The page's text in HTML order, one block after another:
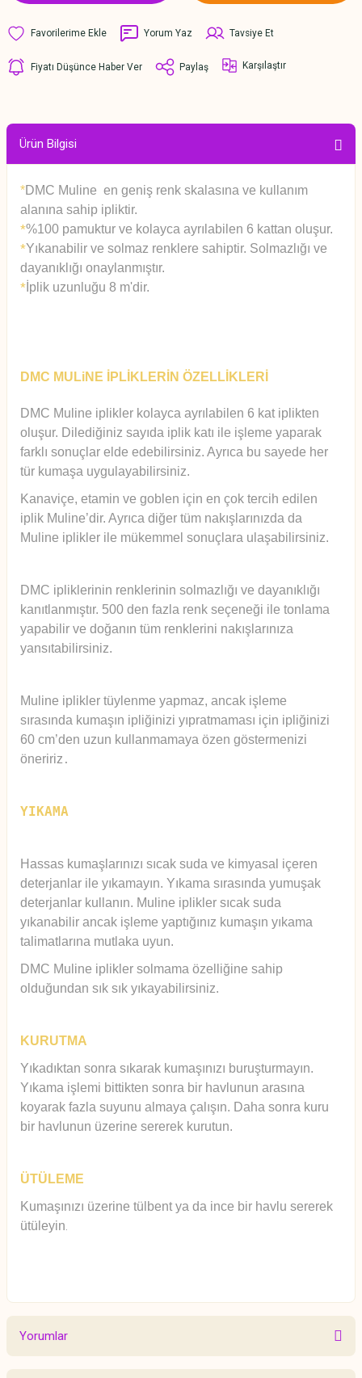
Yorum Yaz Tavsiye Et
Fiyatı Düşünce Haber Ver Paylaş Karşılaştır
Ürün Bilgisi
*DMC Muline en geniş renk skalasına ve kullanım
alanına sahip ipliktir.
*%100 pamuktur ve kolayca ayrılabilen 6 kattan oluşur.
*Yıkanabilir ve solmaz renklere sahiptir. Solmazlığı ve
dayanıklığı onaylanmıştır.
* İplik uzunluğu 8 m'dir.
DMC MULiNE İPLİKLERİN ÖZELLİKLERİ
DMC Muline iplikler kolayca ayrılabilen 6 kat iplikten
oluşur. Dilediğiniz sayıda iplik katı ile işleme yaparak
farklı sonuçlar elde edebilirsiniz. Ayrıca bu sayede her
tür kumaşa uygulayabilirsiniz.
Kanaviçe, etamin ve goblen için en çok tercih edilen
iplik Muline’dir. Ayrıca diğer tüm nakışlarınızda da
Muline iplikler ile mükemmel sonuçlara ulaşabilirsiniz.
DMC ipliklerinin renklerinin solmazlığı ve dayanıklığı
kanıtlanmıştır. 500 den fazla renk seçeneği ile tonlama
yapabilir ve doğanın tüm renklerini nakışlarınıza
yansıtabilirsiniz.
Muline iplikler tüylenme yapmaz, ancak işleme
sırasında kumaşın ipliğinizi yıpratmaması için ipliğinizi
60 cm’den uzun kullanmamaya özen göstermenizi
öneririz .
YIKAMA
Hassas kumaşlarınızı sıcak suda ve kimyasal içeren
deterjanlar ile yıkamayın. Yıkama sırasında yumuşak
deterjanlar kullanın. Muline iplikler sıcak suda
yıkanabilir ancak işleme yaptığınız kumaşın yıkama
talimatlarına mutlaka uyun.
DMC Muline iplikler solmama özelliğine sahip
olduğundan sık sık yıkayabilirsiniz.
KURUTMA
Yıkadıktan sonra sıkarak kumaşınızı buruşturmayın.
Yıkama işlemi bittikten sonra bir havlunun arasına
koyarak fazla suyunu almaya çalışın. Daha sonra kuru
bir havlunun üzerine sererek kurutun.
ÜTÜLEME
Kumaşınızı üzerine tülbent ya da ince bir havlu sererek
ütüleyin.
Yorumlar